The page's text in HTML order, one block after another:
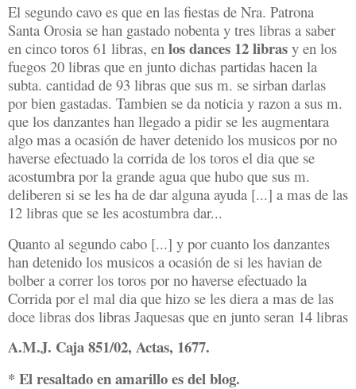
El segundo cavo es que en las fiestas de Nra. Patrona
Santa Orosia se han gastado nobenta y tres libras a saber
en cinco toros 61 libras, en los dances 12 libras y en los
fuegos 20 libras que en junto dichas partidas hacen la
subta. cantidad de 93 libras que sus m. se sirban darlas
por bien gastadas. Tambien se da noticia y razon a sus m.
que los danzantes han llegado a pidir se les augmentara
algo mas a ocasión de haver detenido los musicos por no
haverse efectuado la corrida de los toros el dia que se
acostumbra por la grande agua que hubo que sus m.
deliberen si se les ha de dar alguna ayuda [...] a mas de las
12 libras que se les acostumbra dar...
Quanto al segundo cabo [...] y por cuanto los danzantes
han detenido los musicos a ocasión de si les havian de
bolber a correr los toros por no haverse efectuado la
Corrida por el mal dia que hizo se les diera a mas de las
doce libras dos libras Jaquesas que en junto seran 14 libras
A.M.J. Caja 851/02, Actas, 1677.
* El resaltado en amarillo es del blog.